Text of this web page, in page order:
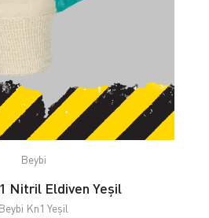
Beybi
Nitril Eldiven Yeşil
Beybi Kn1 Yeşil